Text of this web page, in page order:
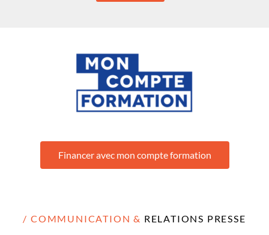
Financer avec mon compte formation
/ COMMUNICATION & RELATIONS PRESSE